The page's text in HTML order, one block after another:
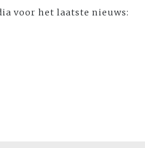
voor het laatste nieuws: